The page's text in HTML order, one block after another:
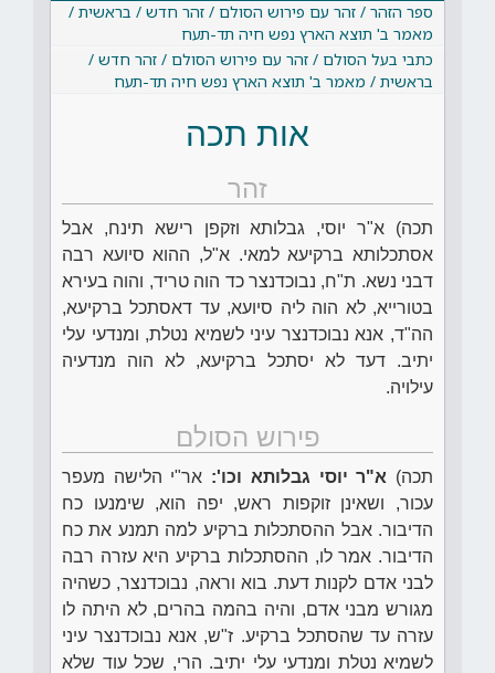
ספר הזהר / זהר עם פירוש הסולם / זהר חדש / בראשית /
מאמר ב' תוצא הארץ נפש חיה תד-תעח
כתבי בעל הסולם / זהר עם פירוש הסולם / זהר חדש /
בראשית / מאמר ב' תוצא הארץ נפש חיה תד-תעח
אות תכה
זהר
תכה) א"ר יוסי, גבלותא וזקפן רישא תינח, אבל
אסתכלותא ברקיעא למאי. א"ל, ההוא סיועא רבה
דבני נשא. ת"ח, נבוכדנצר כד הוה טריד, והוה בעירא
בטורייא, לא הוה ליה סיועא, עד דאסתכל ברקיעא,
הה"ד, אנא נבוכדנצר עיני לשמיא נטלת, ומנדעי עלי
יתיב. דעד לא יסתכל ברקיעא, לא הוה מנדעיה
עילויה.
פירוש הסולם
תכה) א"ר יוסי גבלותא וכו': אר"י הלישה מעפר
עכור, ושאינן זוקפות ראש, יפה הוא, שימנעו כח
הדיבור. אבל ההסתכלות ברקיע למה תמנע את כח
הדיבור. אמר לו, ההסתכלות ברקיע היא עזרה רבה
לבני אדם לקנות דעת. בוא וראה, נבוכדנצר, כשהיה
מגורש מבני אדם, והיה בהמה בהרים, לא היתה לו
עזרה עד שהסתכל ברקיע. ז"ש, אנא נבוכדנצר עיני
לשמיא נטלת ומנדעי עלי יתיב. הרי, שכל עוד שלא